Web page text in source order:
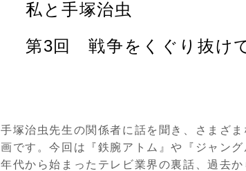
私と手塚治虫
第3回 戦争をくぐり抜け
手塚治虫先生の関係者に話を聞き、さまざ
画です。今回は『鉄腕アトム』や『ジャン
年代から始まったテレビ業界の裏話、過去